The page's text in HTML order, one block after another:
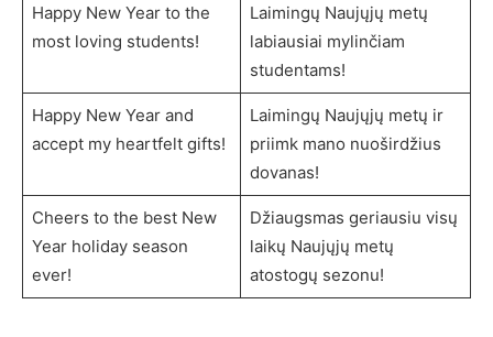
Happy New Year to the
most loving students!
Laimingų Naujųjų metų
labiausiai mylinčiam
studentams!
Happy New Year and
accept my heartfelt gifts!
Laimingų Naujųjų metų ir
priimk mano nuoširdžius
dovanas!
Cheers to the best New
Year holiday season
ever!
Džiaugsmas geriausiu visų
laikų Naujųjų metų
atostogų sezonu!